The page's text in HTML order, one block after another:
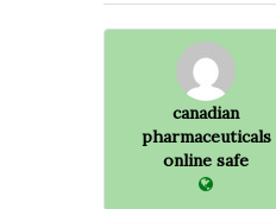
canadian
pharmaceuticals
online safe